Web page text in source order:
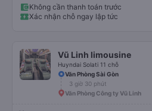
cảm giác rất yên tâm khi di chuyển. Chắc
Mỹ Duyên trong những chuyến đi sắp tới.
viên đã mang đến một chuyến đi thật thoải
Không cần thanh toán trước
Xác nhận chỗ ngay lập tức
Vũ Linh limousine
Huyndai Solati 11 chỗ
Văn Phòng Sài Gòn
3 giờ 30 phút
Văn Phòng Công ty Vũ Linh